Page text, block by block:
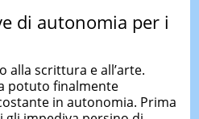
di autonomia per i
alla scrittura e all’arte.
potuto finalmente
in autonomia. Prima